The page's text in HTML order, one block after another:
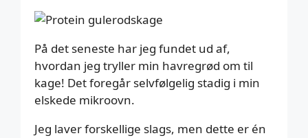
På det seneste har jeg fundet ud af,
hvordan jeg tryller min havregrød om til
kage! Det foregår selvfølgelig stadig i min
elskede mikroovn.
Jeg laver forskellige slags, men dette er én